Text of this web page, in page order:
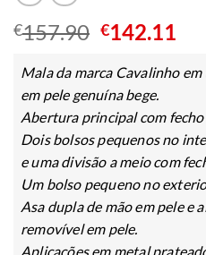
€157.90 O
original
era:
€157.90.
€142.11
Mala da marca Cavalinho
em pele genuína bege.
Abertura principal com fecho
Dois bolsos pequenos no
e uma divisão a meio com
Um bolso pequeno no
Asa dupla de mão em pele e
removível em pele.
Aplicações em metal